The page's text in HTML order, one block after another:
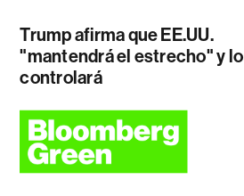
Trump afirma que EE.UU.
"mantendrá el estrecho" y lo
controlará